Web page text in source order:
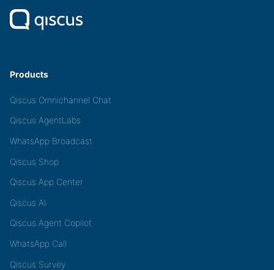
Products
Qiscus Omnichannel Chat
Qiscus AgentLabs
WhatsApp Broadcast
Qiscus Shop
Qiscus App Center
Qiscus AI
Qiscus Agent Copilot
WhatsApp Call
Qiscus Survey